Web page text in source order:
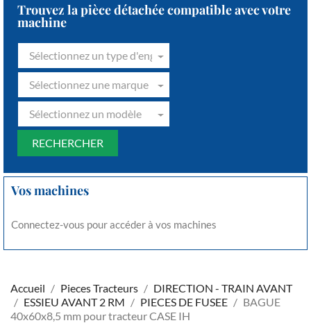
Trouvez la pièce détachée compatible avec votre
machine
Sélectionnez un type d'engin
Sélectionnez une marque
Sélectionnez un modèle
Vos machines
Connectez-vous pour accéder à vos machines
Accueil Pieces Tracteurs
DIRECTION - TRAIN AVANT
ESSIEU AVANT 2 RM
PIECES DE FUSEE
BAGUE
40x60x8,5 mm pour tracteur CASE IH